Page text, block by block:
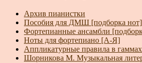
Архив пианистки
Пособия для ДМШ [подборка нот]
Фортепианные ансамбли
Ноты для фортепиано [А-Я]
Аппликатурные правила в
Шорникова М. Музыкальная